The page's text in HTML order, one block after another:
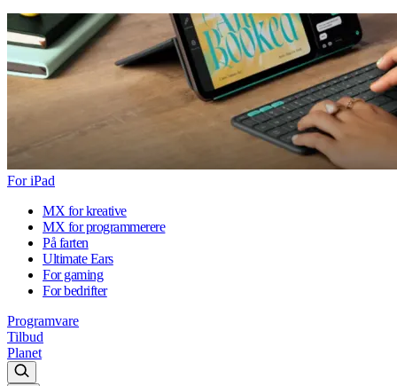
For iPad
MX for kreative
MX for programmerere
På farten
Ultimate Ears
For gaming
For bedrifter
Programvare
Tilbud
Planet